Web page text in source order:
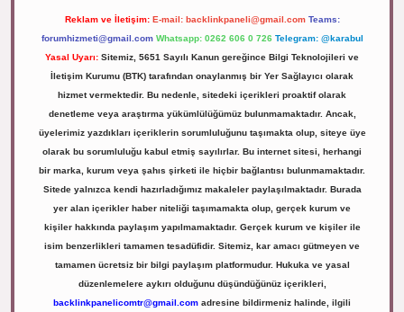
Reklam ve İletişim: E-mail: backlinkpaneli@gmail.com Teams:
forumhizmeti@gmail.com Whatsapp: 0262 606 0 726 Telegram: @karabul
Yasal Uyarı: Sitemiz, 5651 Sayılı Kanun gereğince Bilgi Teknolojileri ve
İletişim Kurumu (BTK) tarafından onaylanmış bir Yer Sağlayıcı olarak
hizmet vermektedir. Bu nedenle, sitedeki içerikleri proaktif olarak
denetleme veya araştırma yükümlülüğümüz bulunmamaktadır. Ancak,
üyelerimiz yazdıkları içeriklerin sorumluluğunu taşımakta olup, siteye üye
olarak bu sorumluluğu kabul etmiş sayılırlar. Bu internet sitesi, herhangi
bir marka, kurum veya şahıs şirketi ile hiçbir bağlantısı bulunmamaktadır.
Sitede yalnızca kendi hazırladığımız makaleler paylaşılmaktadır. Burada
yer alan içerikler haber niteliği taşımamakta olup, gerçek kurum ve
kişiler hakkında paylaşım yapılmamaktadır. Gerçek kurum ve kişiler ile
isim benzerlikleri tamamen tesadüfidir. Sitemiz, kar amacı gütmeyen ve
tamamen ücretsiz bir bilgi paylaşım platformudur. Hukuka ve yasal
düzenlemelere aykırı olduğunu düşündüğünüz içerikleri,
backlinkpanelicomtr@gmail.com adresine bildirmeniz halinde, ilgili